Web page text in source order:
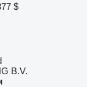
$
B.V.